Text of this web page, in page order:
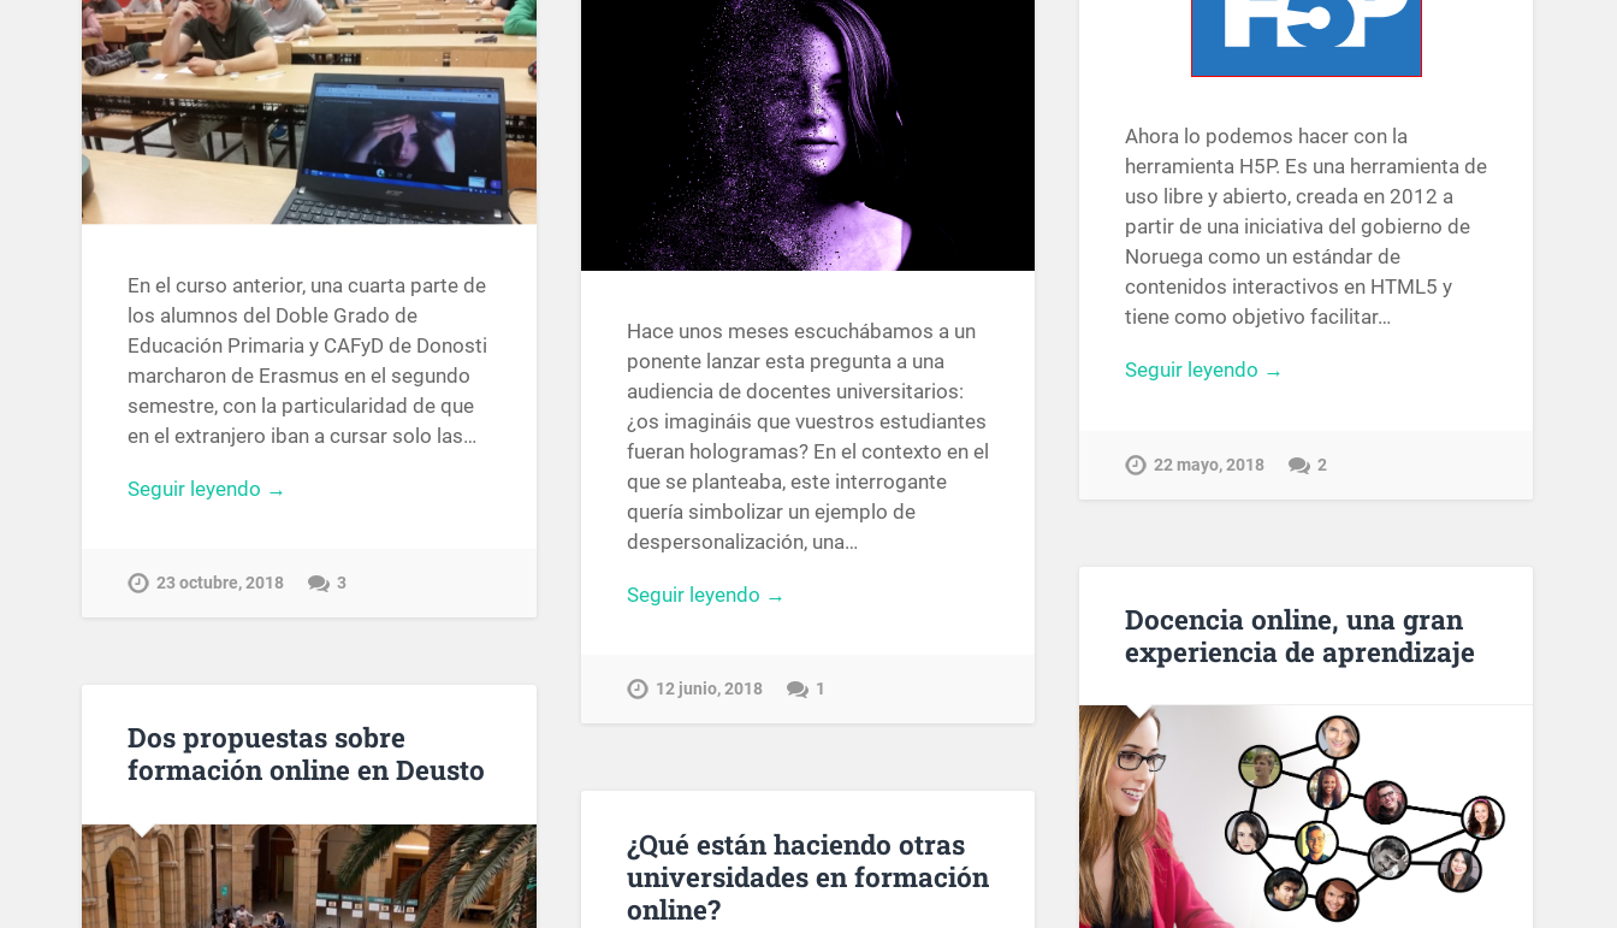
En el curso anterior, una cuarta parte de
los alumnos del Doble Grado de
Educación Primaria y CAFyD de Donosti
marcharon de Erasmus en el segundo
semestre, con la particularidad de que
en el extranjero iban a cursar solo las…
Seguir leyendo →
23 octubre, 2018 3
Hace unos meses escuchábamos a un
ponente lanzar esta pregunta a una
audiencia de docentes universitarios:
¿os imagináis que vuestros estudiantes
fueran hologramas? En el contexto en el
que se planteaba, este interrogante
quería simbolizar un ejemplo de
despersonalización, una…
Seguir leyendo →
12 junio, 2018 1
Ahora lo podemos hacer con la
herramienta H5P. Es una herramienta de
uso libre y abierto, creada en 2012 a
partir de una iniciativa del gobierno de
Noruega como un estándar de
contenidos interactivos en HTML5 y
tiene como objetivo facilitar…
Seguir leyendo →
22 mayo, 2018 2
Docencia online, una gran
experiencia de aprendizaje
Dos propuestas sobre
formación online en Deusto
¿Qué están haciendo otras
universidades en formación
online?